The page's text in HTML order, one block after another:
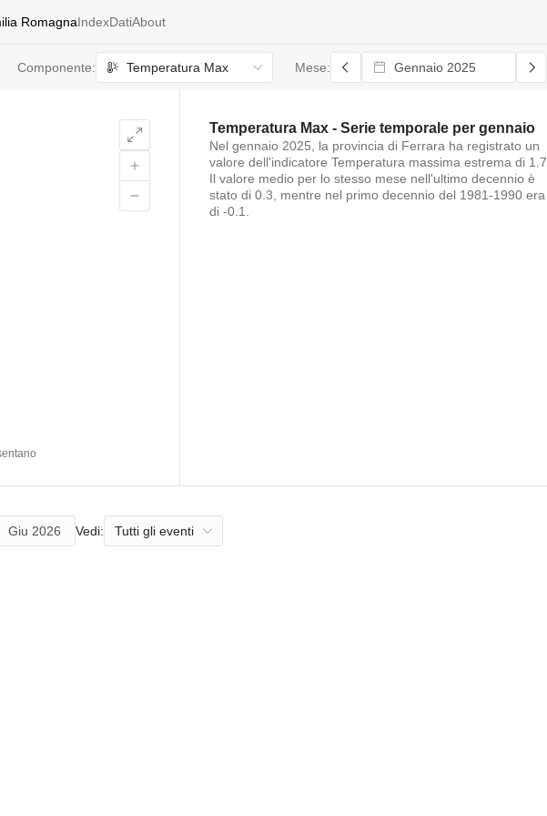
RomagnaIndexDatiAbout
Componente: Temperatura Max Mese:
Temperatura Max - Serie temporale per gennaio
Nel gennaio 2025 , la provincia di Ferrara ha registrato un
valore dell'indicatore Temperatura massima estrema di 1.7
Il valore medio per lo stesso mese nell'ultimo decennio è
stato di 0.3 , mentre nel primo decennio del 1981-1990 era
di -0.1
Vedi: Tutti gli eventi